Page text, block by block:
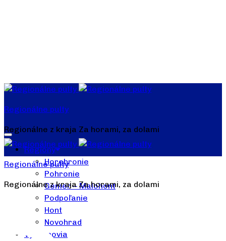
Regionálne pulty
Regionálne z kraja Za horami, za dolami
Regióny
Horehronie
Pohronie
Gemer – Malohont
Podpoľanie
Hont
Novohrad
Výrobcovia
Regionálne pulty
Regionálne z kraja Za horami, za dolami